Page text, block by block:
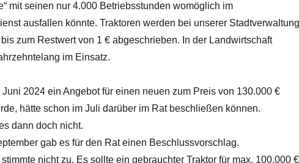
mit seinen nur 4.000 Betriebsstunden womöglich im
ausfallen könnte. Traktoren werden bei unserer Stadtverwaltung
zum Restwert von 1 € abgeschrieben. In der Landwirtschaft
im Einsatz.
Juni 2024 ein Angebot für einen neuen zum Preis von 130.000 €
hätte schon im Juli darüber im Rat beschließen können.
dann doch nicht.
gab es für den Rat einen Beschlussvorschlag.
nicht zu. Es sollte ein gebrauchter Traktor für max. 100.000 €